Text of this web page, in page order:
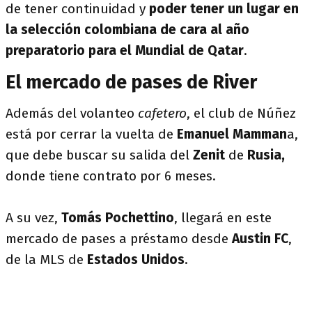
de tener continuidad y poder tener un lugar en
la selección colombiana de cara al año
preparatorio para el Mundial de Qatar.
El mercado de pases de River
Además del volanteo cafetero, el club de Núñez
está por cerrar la vuelta de Emanuel Mammana,
que debe buscar su salida del Zenit de Rusia,
donde tiene contrato por 6 meses.
A su vez, Tomás Pochettino, llegará en este
mercado de pases a préstamo desde Austin FC,
de la MLS de Estados Unidos.